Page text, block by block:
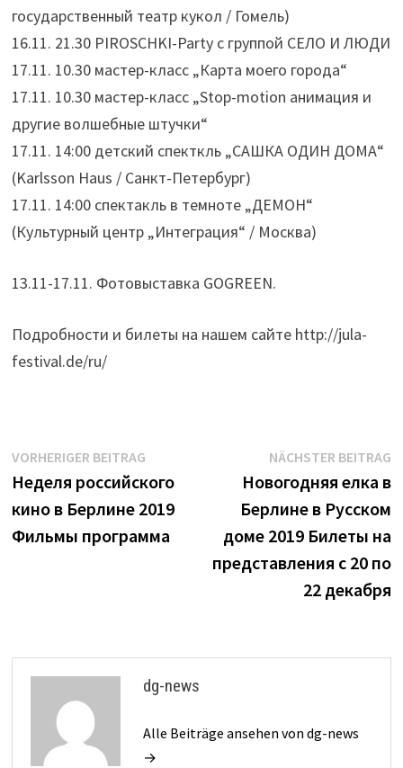
государственный театр кукол / Гомель)
16.11. 21.30 PIROSCHKI-Party c группой СЕЛО И ЛЮДИ
17.11. 10.30 мастер-класс „Карта моего города“
17.11. 10.30 мастер-класс „Stop-motion анимация и
другие волшебные штучки“
17.11. 14:00 детский спекткль „САШКА ОДИН ДОМА“
(Karlsson Haus / Санкт-Петербург)
17.11. 14:00 спектакль в темноте „ДЕМОН“
(Культурный центр „Интеграция“ / Москва)
13.11-17.11. Фотовыставка GOGREEN.
Подробности и билеты на нашем сайте http://jula-
festival.de/ru/
Beitrags-
Navigation
VORHERIGER BEITRAGVorheriger
Beitrag:
Неделя российского
кино в Берлине 2019
Фильмы программа
NÄCHSTER BEITRAG
Новогодняя елка в
Берлине в Русском
доме 2019 Билеты на
представления с 20 по
22 декабря
dg-news
Alle Beiträge ansehen von dg-news
→